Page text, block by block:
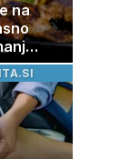
na
več